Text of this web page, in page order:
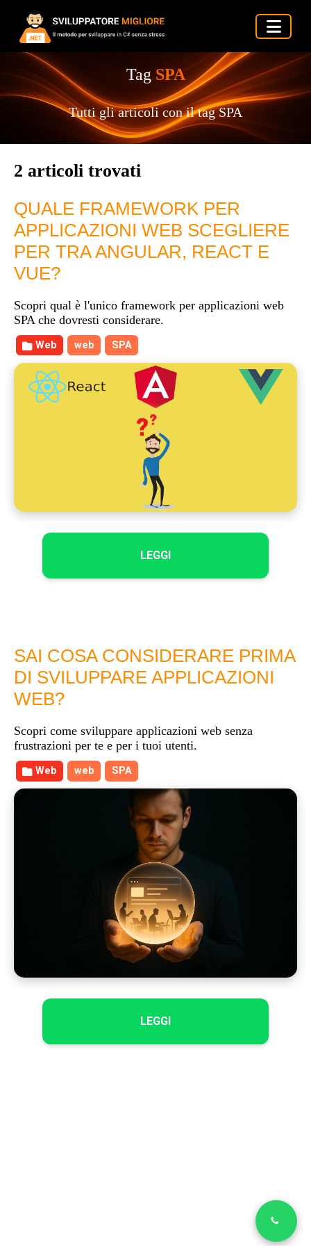
Tag SPA
Tutti gli articoli con il tag SPA
2 articoli trovati
LEGGI
QUALE FRAMEWORK PER
APPLICAZIONI WEB SCEGLIERE
PER TRA ANGULAR, REACT E
VUE?
Scopri qual è l'unico framework per applicazioni web
SPA che dovresti considerare.
Web web SPA
LEGGI
SAI COSA CONSIDERARE PRIMA
DI SVILUPPARE APPLICAZIONI
WEB?
Scopri come sviluppare applicazioni web senza
frustrazioni per te e per i tuoi utenti.
Web web SPA